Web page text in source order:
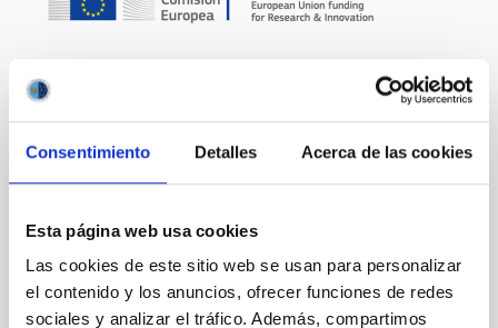
Consentimiento Detalles Acerca de las cookies
Esta página web usa cookies
Las cookies de este sitio web se usan para personalizar
el contenido y los anuncios, ofrecer funciones de redes
sociales y analizar el tráfico. Además, compartimos
Te puede interesar
El Gobierno español concede la Acreditación como
Centro de Excelencia Severo Ochoa con el fin de
reconocer, premiar y promover la investigación
científica de alto nivel en los centros y unidades